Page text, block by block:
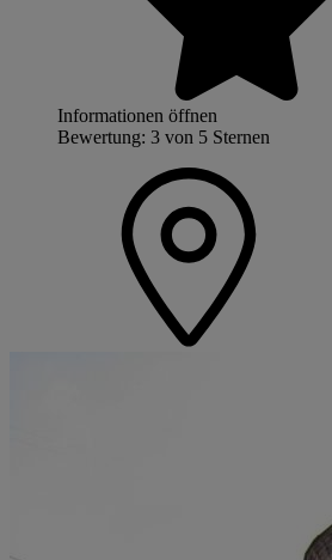
Informationen öffnen
Bewertung: 3 von 5 Sternen